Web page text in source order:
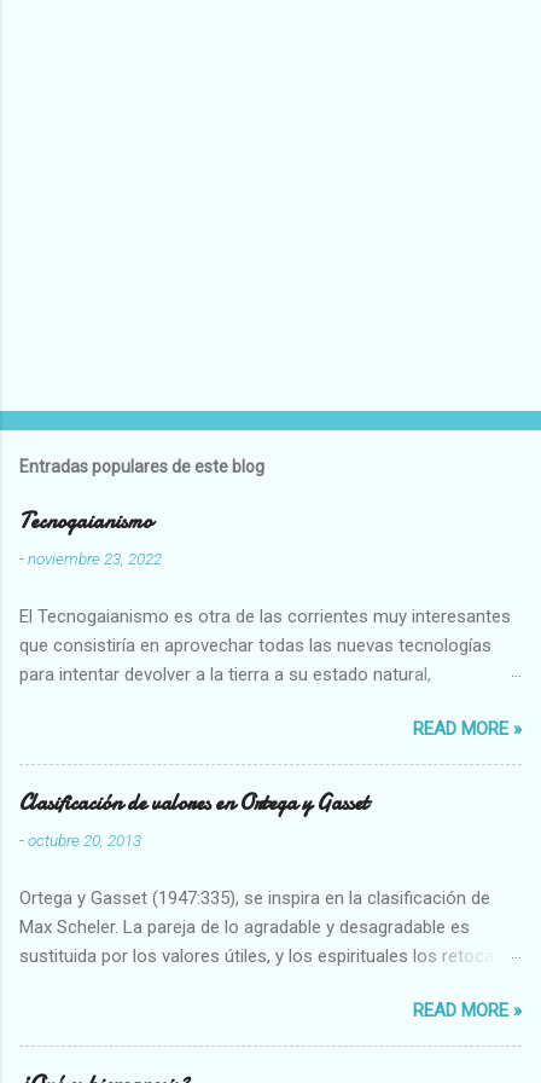
Entradas populares de este blog
Tecnogaianismo
-noviembre 23, 2022
El Tecnogaianismo es otra de las corrientes muy interesantes
que consistiría en aprovechar todas las nuevas tecnologías
para intentar devolver a la tierra a su estado natural,
READ MORE »
Clasificación de valores en Ortega y Gasset
-octubre 20, 2013
Ortega y Gasset (1947:335), se inspira en la clasificación de
Max Scheler. La pareja de lo agradable y desagradable es
sustituida por los valores útiles, y los espirituales los retoca.
Abundante-Escaso,etc 2 VITALES Sano-Enfermo Selecto-
Vulgar Enérgico-Inerte Fuerte-Débil,etc. 3 ESPIRITUALES a)
Intelectuales Conocimiento-Error Exacto-Aproximado
READ MORE »